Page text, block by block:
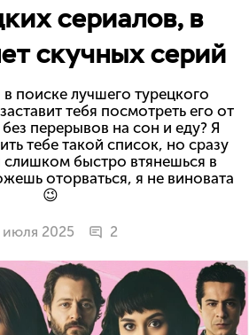
сериалов, в
скучных серий
поиске лучшего турецкого
тебя посмотреть его от
перерывов на сон и еду? Я
тебе такой список, но сразу
слишком быстро втянешься в
оторваться, я не виновата
😉
июля 2025 2